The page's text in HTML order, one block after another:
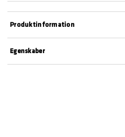
Egenskaber
Produktinformation